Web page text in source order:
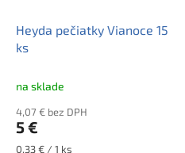
Heyda pečiatky Vianoce 15
ks
na sklade
4,07 € bez DPH
5 €
Jednotková
0,33 € / 1 ks